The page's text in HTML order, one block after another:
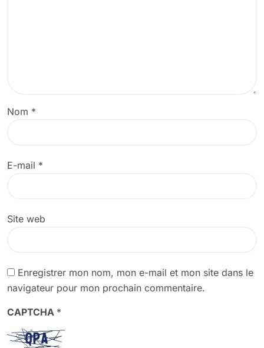
Nom *
E-mail *
Site web
Enregistrer mon nom, mon e-mail et mon site dans le
navigateur pour mon prochain commentaire.
CAPTCHA *